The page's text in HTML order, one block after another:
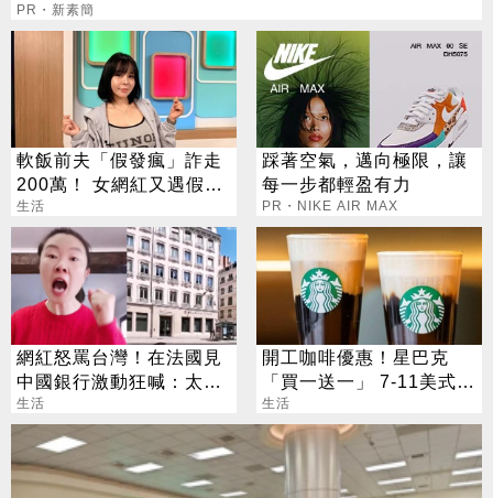
PR・新素簡
軟飯前夫「假發瘋」詐走
200萬！ 女網紅又遇假富
豪 養套殺噴2千萬
生活
踩著空氣，邁向極限，讓
每一步都輕盈有力
PR・NIKE AIR MAX
網紅怒罵台灣！在法國見
中國銀行激動狂喊：太驕
傲
生活
開工咖啡優惠！星巴克
「買一送一」 7-11美式買
7送7
生活